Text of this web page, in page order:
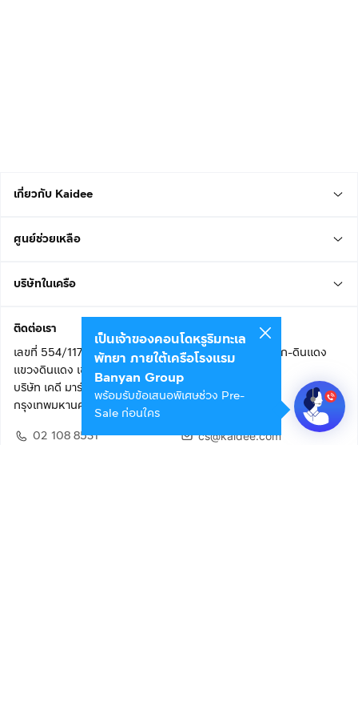
เกี่ยวกับ Kaidee
ศูนย์ช่วยเหลือ
บริษัทในเครือ
ติดต่อเรา
เลขที่ 554/117 อาคารสกายไนน์ เซ็นเตอร์ ชั้น 22 ถนนอโศก-ดินแดง
แขวงดินแดง เขตดินแดง
บริษัท เคดี มาร์เก็ตเพลส จำกัด (สำนักงานใหญ่)
กรุงเทพมหานคร 10400
02 108 8531
cs@kaidee.com
เป็นเจ้าของคอนโดหรูริมทะเล
พัทยา ภายใต้เครือโรงแรม
Banyan Group
พร้อมรับข้อเสนอพิเศษช่วง Pre-
Sale ก่อนใคร